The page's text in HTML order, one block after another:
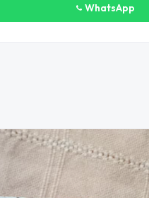
WhatsApp